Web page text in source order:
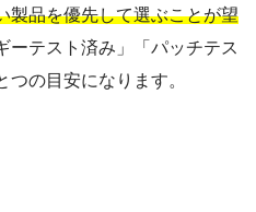
製品を優先して選ぶことが望
ーテスト済み」「パッチテス
つの目安になります。